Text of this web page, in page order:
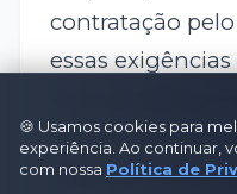
contratação
essas
Como
Para aumentar
🍪 Usamos cookies para
experiência. Ao continuar,
com nossa Política de